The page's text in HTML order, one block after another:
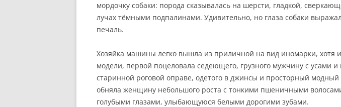
мордочку собаки: порода сказывалась на шерсти, гладкой,
лучах тёмными подпалинами. Удивительно, но глаза собаки
печаль.
Хозяйка машины легко вышла из приличной на вид иномарки, хотя
модели, первой поцеловала седеющего, грузного мужчину с усами и
старинной роговой оправе, одетого в джинсы и просторный модный
обняла женщину небольшого роста с тонкими пшеничными
голубыми глазами, улыбающуюся белыми дорогими зубами.